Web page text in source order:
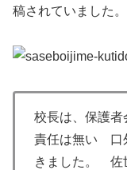
稿されていました。
校長は、保護
責任は無い 口
きました。 佐